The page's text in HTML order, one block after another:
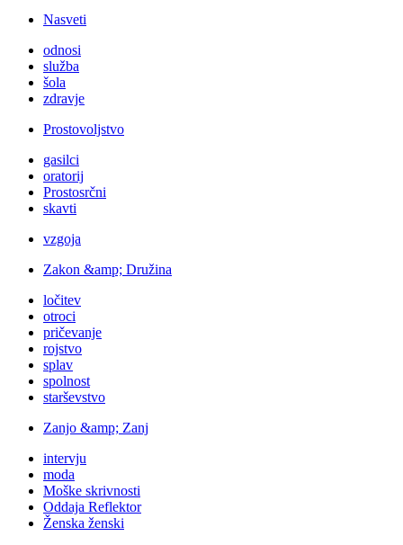
Nasveti
odnosi
služba
šola
zdravje
Prostovoljstvo
gasilci
oratorij
Prostosrčni
skavti
vzgoja
Zakon &amp; Družina
ločitev
otroci
pričevanje
rojstvo
splav
spolnost
starševstvo
Zanjo &amp; Zanj
intervju
moda
Moške skrivnosti
Oddaja Reflektor
Ženska ženski